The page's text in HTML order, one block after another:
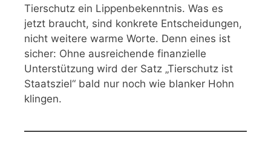
Tierschutz ein Lippenbekenntnis. Was es
jetzt braucht, sind konkrete Entscheidungen,
nicht weitere warme Worte. Denn eines ist
sicher: Ohne ausreichende finanzielle
Unterstützung wird der Satz „Tierschutz ist
Staatsziel“ bald nur noch wie blanker Hohn
klingen.